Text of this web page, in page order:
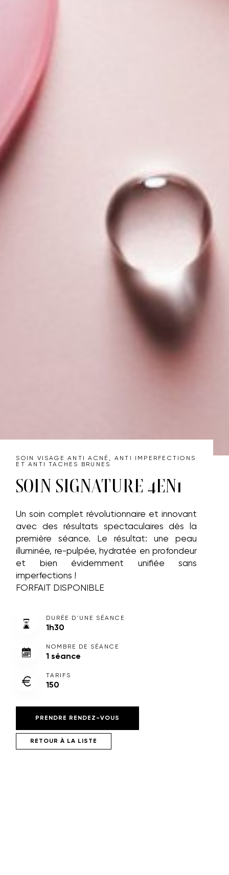
SHOP
RENDEZ-VOUS
PRESTATIONS
FORMATIONS
MAISON PRIVÉE
ACTUALITÉS
CONTACTEZ-NOUS
SOIN VISAGE ANTI ACNÉ, ANTI IMPERFECTIONS
ET ANTI TACHES BRUNES
SOIN SIGNATURE 4EN1
Un soin complet révolutionnaire et innovant
avec des résultats spectaculaires dès la
première séance.
Le résultat: une peau
illuminée, re-pulpée, hydratée en profondeur
et bien évidemment unifiée sans
imperfections !
FORFAIT DISPONIBLE
DURÉE D'UNE SÉANCE
1h30
NOMBRE DE SÉANCE
1 séance
TARIFS
150
PRENDRE RENDEZ-VOUS
RETOUR À LA LISTE
SE CONNECTER
CONNEXION
Mot de passe oublié ?